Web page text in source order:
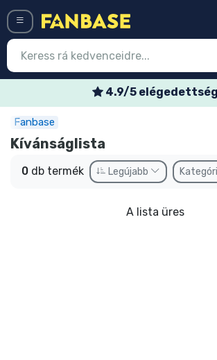
4.9/5 elégedettség
Fanbase
Kívánságlista
0 db termék Legújabb
A lista üres
Legújabb cuccok